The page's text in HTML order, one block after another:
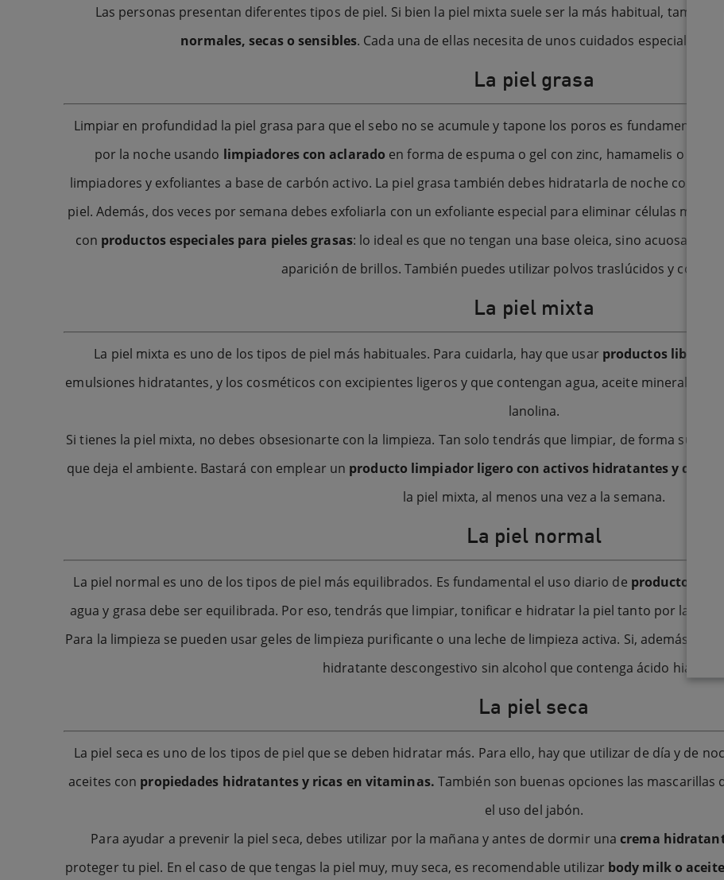
Las personas presentan diferentes tipos de piel. Si bien la piel mixta suele ser la más habitual,
normales, secas o sensibles. Cada una de ellas necesita de unos cuidados especiales,
La piel grasa
Limpiar en profundidad la piel grasa para que el sebo no se acumule y tapone los poros es fundamental.
por la noche usando limpiadores con aclarado en forma de espuma o gel con zinc, hamamelis o
limpiadores y exfoliantes a base de carbón activo. La piel grasa también debes hidratarla de noche con una
piel. Además, dos veces por semana debes exfoliarla con un exfoliante especial para eliminar células
con productos especiales para pieles grasas: lo ideal es que no tengan una base oleica, sino acuosa, y
aparición de brillos. También puedes utilizar polvos traslúcidos y
La piel mixta
La piel mixta es uno de los tipos de piel más habituales. Para cuidarla, hay que usar productos libres
emulsiones hidratantes, y los cosméticos con excipientes ligeros y que contengan agua, aceite mineral,
lanolina.
Si tienes la piel mixta, no debes obsesionarte con la limpieza. Tan solo tendrás que limpiar, de forma suave,
que deja el ambiente. Bastará con emplear un producto limpiador ligero con activos hidratantes y
la piel mixta, al menos una vez a la semana.
La piel normal
La piel normal es uno de los tipos de piel más equilibrados. Es fundamental el uso diario de productos
agua y grasa debe ser equilibrada. Por eso, tendrás que limpiar, tonificar e hidratar la piel tanto por la
Para la limpieza se pueden usar geles de limpieza purificante o una leche de limpieza activa. Si, además,
hidratante descongestivo sin alcohol que contenga ácido
La piel seca
La piel seca es uno de los tipos de piel que se deben hidratar más. Para ello, hay que utilizar de día y de
aceites con propiedades hidratantes y ricas en vitaminas. También son buenas opciones las
el uso del jabón.
Para ayudar a prevenir la piel seca, debes utilizar por la mañana y antes de dormir unacrema
proteger tu piel. En el caso de que tengas la piel muy, muy seca, es recomendable utilizar body milk o